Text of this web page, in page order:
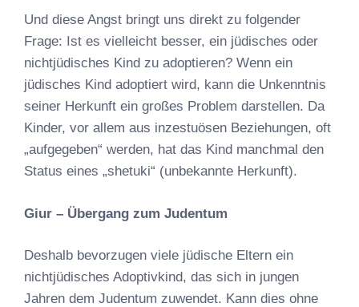
Und diese Angst bringt uns direkt zu folgender
Frage: Ist es vielleicht besser, ein jüdisches oder
nichtjüdisches Kind zu adoptieren? Wenn ein
jüdisches Kind adoptiert wird, kann die Unkenntnis
seiner Herkunft ein großes Problem darstellen. Da
Kinder, vor allem aus inzestuösen Beziehungen, oft
„aufgegeben“ werden, hat das Kind manchmal den
Status eines „shetuki“ (unbekannte Herkunft).
Giur – Übergang zum Judentum
Deshalb bevorzugen viele jüdische Eltern ein
nichtjüdisches Adoptivkind, das sich in jungen
Jahren dem Judentum zuwendet. Kann dies ohne